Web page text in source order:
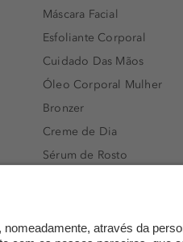
Máscara Facial
Esfoliante Corporal
Cuidado Das Mãos
Óleo Corporal Mulher
Bronzer
Creme de Dia
Sérum de Rosto
Espuma de Limpeza Facial